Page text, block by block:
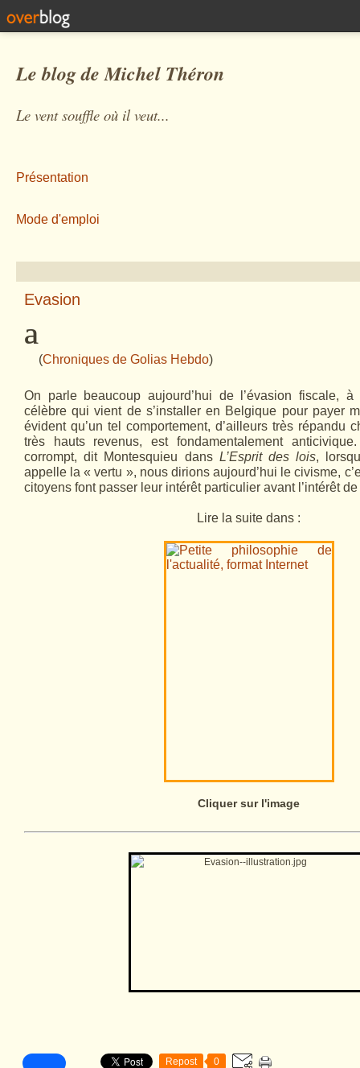
Le blog de Michel Théron
Le vent souffle où il veut...
Présentation
Mode d'emploi
Evasion
ª(Chroniques de Golias Hebdo)
On parle beaucoup aujourd’hui de l’évasion fiscale, à
célèbre qui vient de s’installer en Belgique pour payer
évident qu’un tel comportement, d’ailleurs très répandu
très hauts revenus, est fondamentalement
corrompt, dit Montesquieu dans L’Esprit des lois,
appelle la « vertu », nous dirions aujourd’hui le civisme,
citoyens font passer leur intérêt particulier avant l’intérêt de
Lire la suite dans :
Cliquer sur l'image
Repost 0